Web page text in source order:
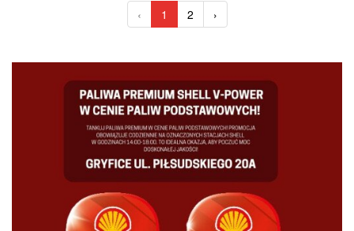
‹ 1 2 ›